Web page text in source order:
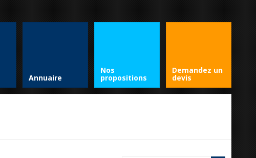
Annuaire
Nos
propositions
Demandez un
devis